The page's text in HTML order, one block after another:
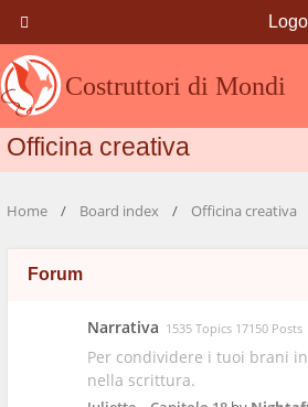
Costruttori di Mondi
Officina creativa
Home Board index Officina creativa
Forum
Narrativa 1535 Topics 17150 Posts
Per condividere i tuoi brani
nella scrittura.